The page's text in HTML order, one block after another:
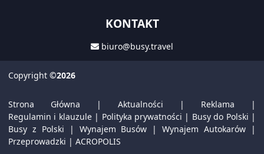
KONTAKT
biuro@busy.travel
Copyright ©2026
Strona Główna | Aktualności | Reklama |
Regulamin i klauzule| Polityka prywatności | Busy do Polski |
Busy z Polski | Wynajem Busów |Wynajem Autokarów |
Przeprowadzki | ACROPOLIS